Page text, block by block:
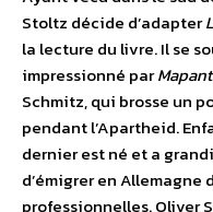
Stoltz décide d’adapter
la lecture du livre. Il se
impressionné par
Schmitz, qui brosse un
pendant l’Apartheid.
dernier est né et a
d’émigrer en Allemagne
professionnelles. Oliver